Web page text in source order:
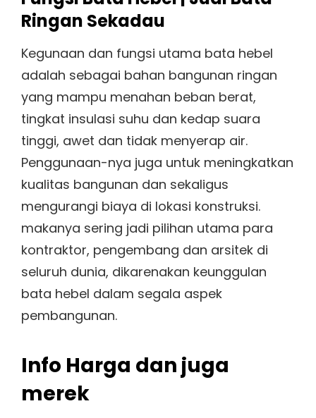
Ringan Sekadau
Kegunaan dan fungsi utama bata hebel
adalah sebagai bahan bangunan ringan
yang mampu menahan beban berat,
tingkat insulasi suhu dan kedap suara
tinggi, awet dan tidak menyerap air.
Penggunaan-nya juga untuk meningkatkan
kualitas bangunan dan sekaligus
mengurangi biaya di lokasi konstruksi.
makanya sering jadi pilihan utama para
kontraktor, pengembang dan arsitek di
seluruh dunia, dikarenakan keunggulan
bata hebel dalam segala aspek
pembangunan.
Info Harga dan juga
merek